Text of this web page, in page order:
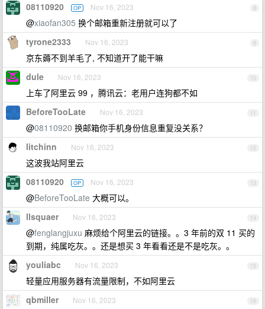
8
08110920 OP Nov 16, 2023
@xiaofan305 换个邮箱重新注册就可以了
9
tyrone2333 Nov 16, 2023
京东薅不到羊毛了, 不知道开了能干嘛
10
dule Nov 16, 2023
上车了阿里云 99 ，腾讯云：老用户连狗都不如
11
BeforeTooLate Nov 16, 2023
@08110920 换邮箱你手机身份信息重复没关系？
12
litchinn Nov 16, 2023
这波我站阿里云
13
08110920 OP Nov 16, 2023
@BeforeTooLate 大概可以。
14
llsquaer Nov 16, 2023
@fenglangjuxu 麻烦给个阿里云的链接。。3 年前的双 11 买的
到期，纯属吃灰。。还是想买 3 年看看还是不是吃灰。。
15
youliabc Nov 16, 2023
轻量应用服务器有流量限制，不如阿里云
16
qbmiller Nov 16, 2023